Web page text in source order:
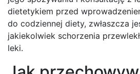
dietetykiem przed
do codziennej diety, zwłaszcza
jakiekolwiek schorzenia
leki.